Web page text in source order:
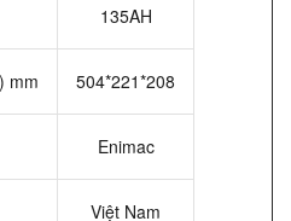
135AH
mm 504*221*208
Enimac
Việt Nam